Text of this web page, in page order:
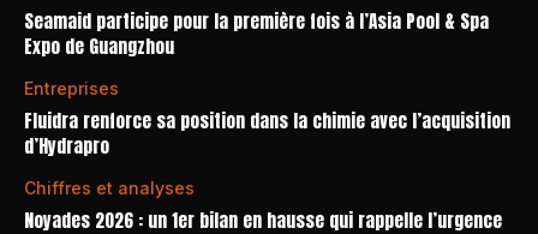
Seamaid participe pour la première fois à l’Asia Pool & Spa
Expo de Guangzhou
Entreprises
Fluidra renforce sa position dans la chimie avec l’acquisition
d’Hydrapro
Chiffres et analyses
Noyades 2026 : un 1er bilan en hausse qui rappelle l’urgence